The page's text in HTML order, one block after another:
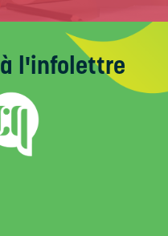
à l'infolettre